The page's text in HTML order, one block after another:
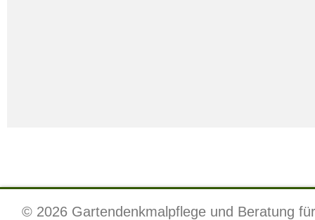
© 2026 Gartendenkmalpflege und Beratung für